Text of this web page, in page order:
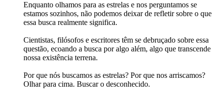
Enquanto olhamos para as estrelas e nos perguntamos se
estamos sozinhos, não podemos deixar de refletir sobre o que
essa busca realmente significa.
Cientistas, filósofos e escritores têm se debruçado sobre essa
questão, ecoando a busca por algo além, algo que transcende
nossa existência terrena.
Por que nós buscamos as estrelas? Por que nos arriscamos?
Olhar para cima. Buscar o desconhecido.